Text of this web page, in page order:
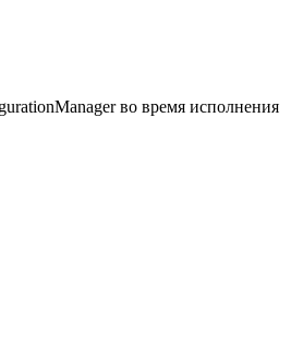
во время исполнения